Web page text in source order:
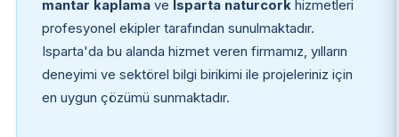
mantar kaplamave Isparta naturcorkhizmetleri
profesyonel ekipler tarafından sunulmaktadır.
Isparta'da bu alanda hizmet veren firmamız, yılların
deneyimi ve sektörel bilgi birikimi ile projeleriniz için
en uygun çözümü sunmaktadır.